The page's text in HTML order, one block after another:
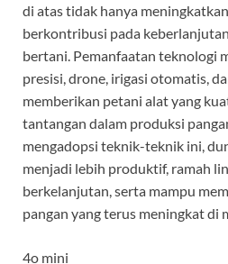
di atas tidak hanya
berkontribusi pada
bertani. Pemanfaatan teknologi
presisi, drone, irigasi otomatis,
memberikan petani alat yang
tantangan dalam produksi
mengadopsi teknik-teknik ini,
menjadi lebih produktif, ramah
berkelanjutan, serta mampu
pangan yang terus meningkat di
4o mini